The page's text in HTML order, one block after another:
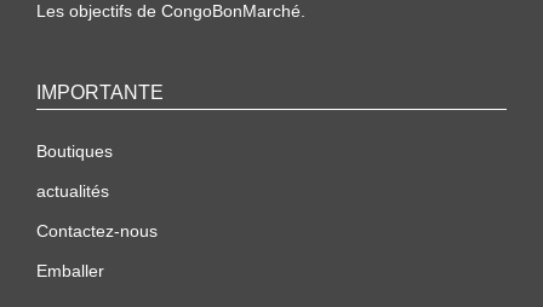
Les objectifs de CongoBonMarché.
IMPORTANTE
Boutiques
actualités
Contactez-nous
Emballer